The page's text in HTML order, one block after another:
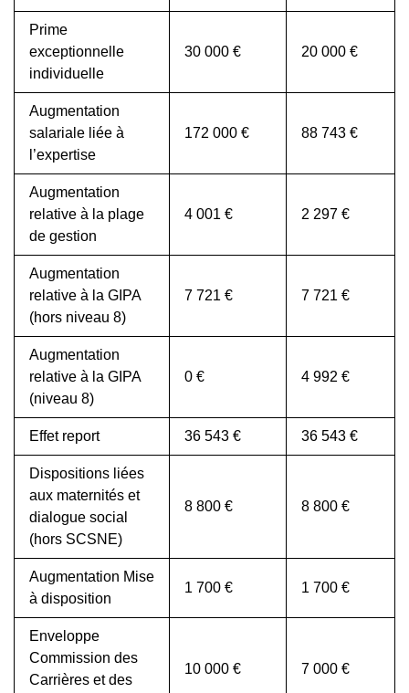
Prime
exceptionnelle
individuelle
30 000 € 20 000 €
Augmentation
salariale liée à
l’expertise
172 000 € 88 743 €
Augmentation
relative à la plage
de gestion
4 001 € 2 297 €
Augmentation
relative à la GIPA
(hors niveau 8)
7 721 € 7 721 €
Augmentation
relative à la GIPA
(niveau 8)
0 € 4 992 €
Effet report 36 543 € 36 543 €
Dispositions liées
aux maternités et
dialogue social
(hors SCSNE)
8 800 € 8 800 €
Augmentation Mise
à disposition
1 700 € 1 700 €
Enveloppe
Commission des
Carrières et des
10 000 € 7 000 €